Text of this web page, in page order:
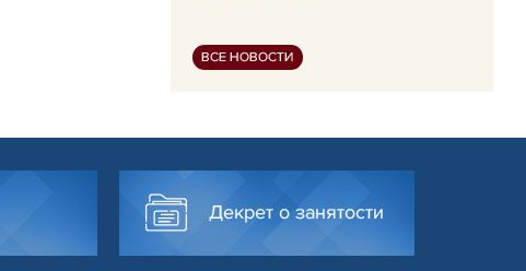
ВСЕ НОВОСТИ
Декрет о занятости